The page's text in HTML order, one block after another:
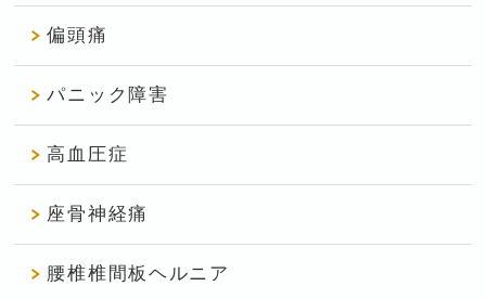
偏頭痛
パニック障害
高血圧症
座骨神経痛
腰椎椎間板ヘルニア